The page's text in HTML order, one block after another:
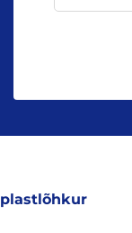
plastlõhkur